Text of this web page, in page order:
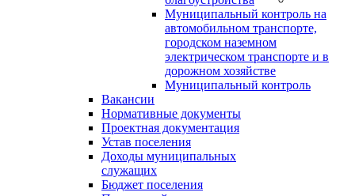
Муниципальный контроль на
автомобильном транспорте,
городском наземном
электрическом транспорте и в
дорожном хозяйстве
Муниципальный контроль
Вакансии
Нормативные документы
Проектная документация
Устав поселения
Доходы муниципальных
служащих
Бюджет поселения